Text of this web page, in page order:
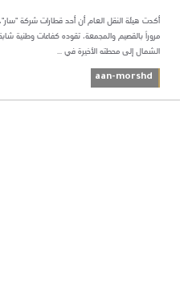
أكدت هيئة النقل العام أن أحد قطارات شركة
مروراً بالقصيم والمجمعة، تقوده كفاءات وطنية
الشمال إلى محطته الأخيرة في ...
aan-morshd